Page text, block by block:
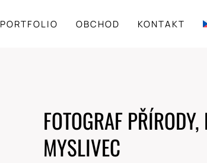
PORTFOLIO OBCHOD KONTAKT
FOTOGRAF
MYSLIVEC